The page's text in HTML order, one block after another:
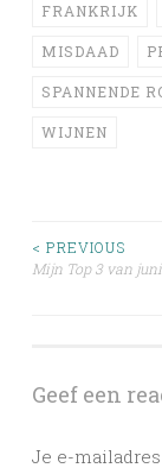
FRANKRIJK
MISDAAD
SPANNENDE
WIJNEN
Post
< PREVIOUS
Mijn Top 3 van juni
Geef een
Je e-